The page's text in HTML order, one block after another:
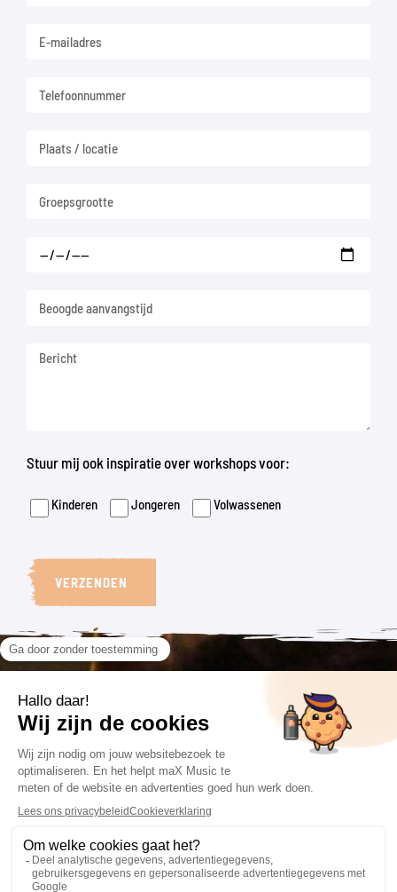
Stuur mij ook inspiratie over workshops voor:
Kinderen Jongeren Volwassenen
VERZENDEN
CONTACT
085 201 66 84
VOLG ONS
VOORWAARDEN